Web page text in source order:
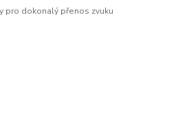
pro dokonalý přenos zvuku